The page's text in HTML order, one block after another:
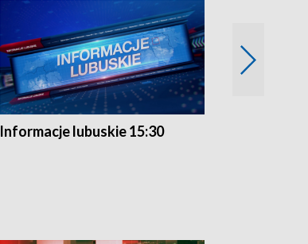
Informacje lubuskie 15:30